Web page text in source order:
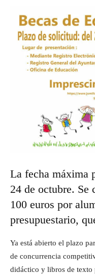
La fecha máxima
24 de octubre. Se
100 euros por
presupuestario,
Ya está abierto el plazo
de concurrencia
didáctico y libros de texto